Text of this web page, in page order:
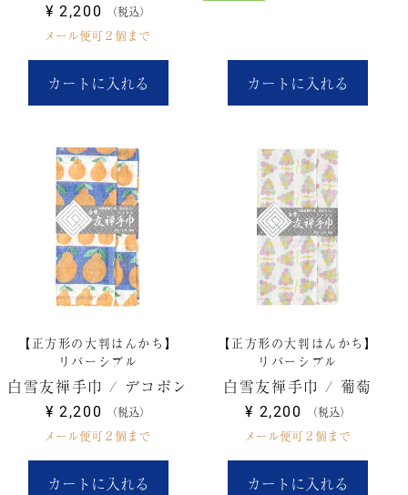
¥ 2,200 税込
メール便可２個まで
カートに入れる カートに入れる
【正方形の大判はんかち】
リバーシブル
白雪友禅手巾 / デコポン
¥ 2,200 税込
メール便可２個まで
カートに入れる
【正方形の大判はんかち】
リバーシブル
白雪友禅手巾 / 葡萄
¥ 2,200 税込
メール便可２個まで
カートに入れる